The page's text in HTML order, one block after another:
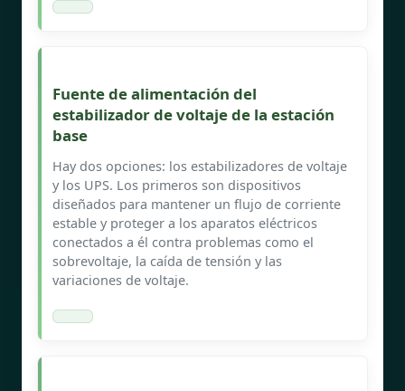
Fuente de alimentación del
estabilizador de voltaje de la estación
base
Hay dos opciones: los estabilizadores de voltaje
y los UPS. Los primeros son dispositivos
diseñados para mantener un flujo de corriente
estable y proteger a los aparatos eléctricos
conectados a él contra problemas como el
sobrevoltaje, la caída de tensión y las
variaciones de voltaje.